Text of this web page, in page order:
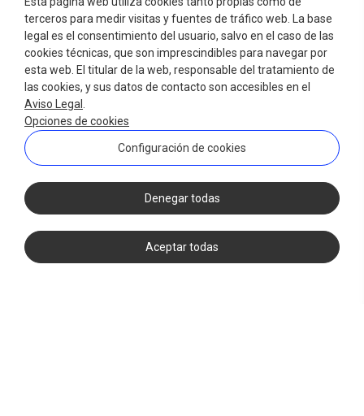
terceros para medir visitas y fuentes de tráfico web. La base
legal es el consentimiento del usuario, salvo en el caso de las
cookies técnicas, que son imprescindibles para navegar por
esta web. El titular de la web, responsable del tratamiento de
las cookies, y sus datos de contacto son accesibles en el
Aviso Legal
Opciones de cookies
Configuración de cookies
Denegar todas
Aceptar todas